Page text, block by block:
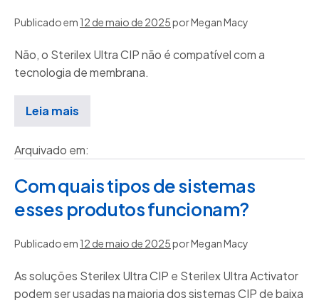
Publicado em 12 de maio de 2025porMegan Macy
Não, o Sterilex Ultra CIP não é compatível com a
tecnologia de membrana.
Leia mais
Arquivado em:
Com quais tipos de sistemas
esses produtos funcionam?
Publicado em 12 de maio de 2025porMegan Macy
As soluções Sterilex Ultra CIP e Sterilex Ultra Activator
podem ser usadas na maioria dos sistemas CIP de baixa